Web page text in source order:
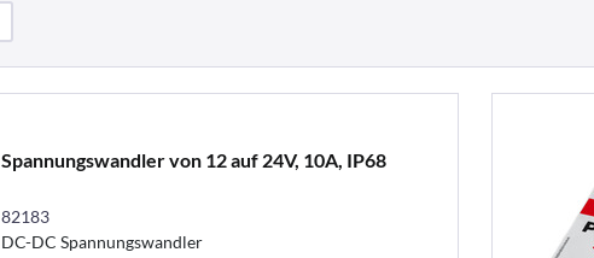
Spannungswandler von 12 auf 24V, 10A, IP68
82183
DC-DC Spannungswandler